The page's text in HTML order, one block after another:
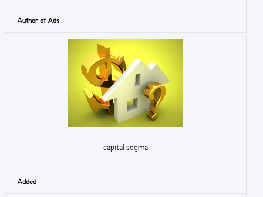
Author of Ads
capital segma
Added